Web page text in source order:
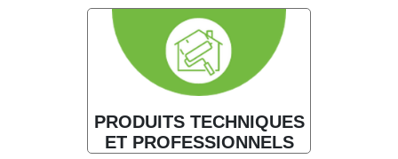
PRODUITS TECHNIQUES
ET PROFESSIONNELS